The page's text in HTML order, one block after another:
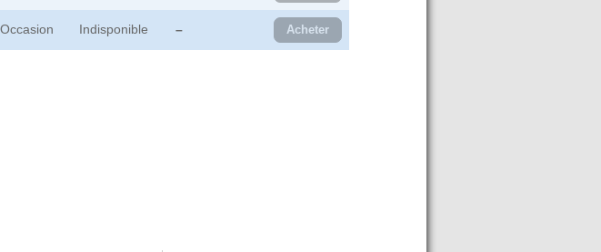
Occasion Indisponible – Acheter